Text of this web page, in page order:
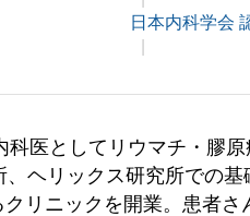
日本内科学会
医としてリウマチ・膠
ヘリックス研究所での
リニックを開業。患者